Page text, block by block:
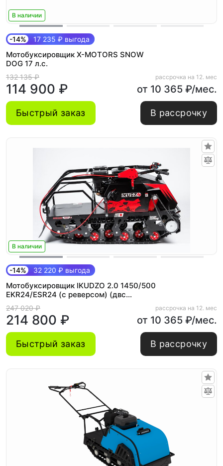
В наличии
-14% 17 235 ₽ выгода
Мотобуксировщик X-MOTORS SNOW
DOG 17 л.с.
132 135 ₽
114 900 ₽
рассрочка на 12. мес
от 10 365 ₽/мес.
Быстрый заказ В рассрочку
В наличии
-14% 32 220 ₽ выгода
Мотобуксировщик IKUDZO 2.0 1450/500
EKR24/ESR24 (с реверсом) (двс
PROMAX)
247 020 ₽
214 800 ₽
рассрочка на 12. мес
от 10 365 ₽/мес.
Быстрый заказ В рассрочку